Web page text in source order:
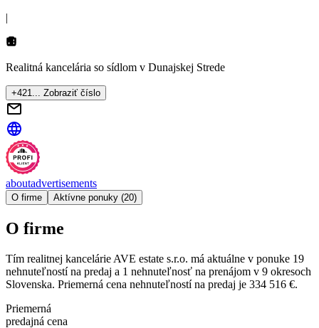
|
Realitná kancelária so sídlom v Dunajskej Strede
+421... Zobraziť číslo
aboutadvertisements
O firme Aktívne ponuky (20)
O firme
Tím realitnej kancelárie AVE estate s.r.o. má aktuálne v ponuke 19
nehnuteľnostína predaj a 1 nehnuteľnosť na prenájom v 9 okresoch
Slovenska. Priemerná cena nehnuteľností na predaj je 334 516 €.
Priemerná
predajná cena